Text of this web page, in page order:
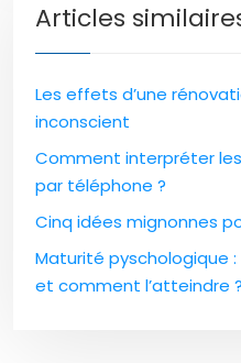
Articles
Les effets d’une
inconscient
Comment interpréter
par téléphone ?
Cinq idées mignonnes
Maturité pyschologique
et comment l’atteindre ?